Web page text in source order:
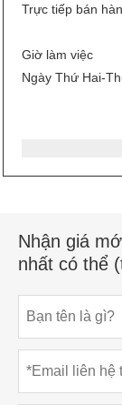
Trực tiếp bán
Giờ làm việc
Ngày Thứ Hai-
Nhận giá
nhất có thể